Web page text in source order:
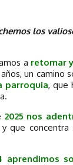
los
a retomar
un camino
parroquia, que
2025 nos
que
aprendimos